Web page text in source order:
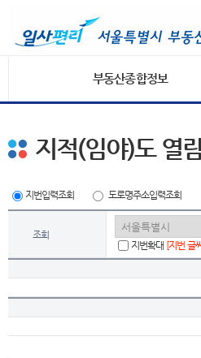
부동산종합정보
지적(임야)도 열
지번입력조회 도로명주소입력조회
조회
지번확대 [지번 글